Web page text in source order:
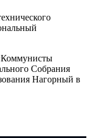
Собрания
Нагорный в